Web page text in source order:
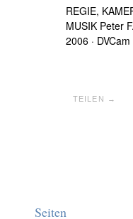
REGIE,
MUSIK Peter
2006 ·
TEILEN →
Seiten